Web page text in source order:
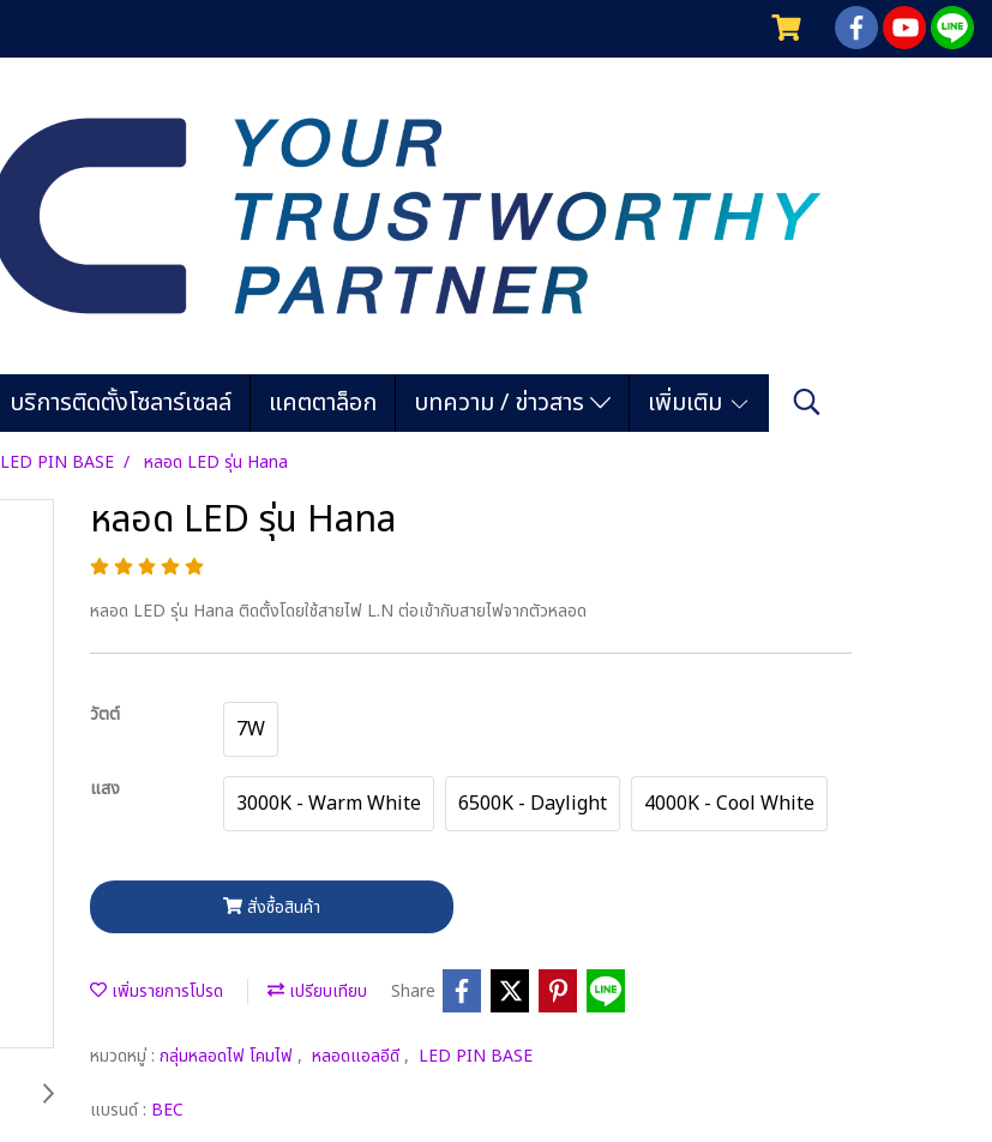
บริการติดตั้งโซลาร์เซลล์ แคตตาล็อก บทความ / ข่าวสาร เพิ่มเติม
LED PIN BASE หลอด LED รุ่น Hana
หลอด LED รุ่น Hana
หลอด LED รุ่น Hana ติดตั้งโดยใช้สายไฟ L.N ต่อเข้ากับสายไฟจากตัวหลอด
วัตต์
7W
แสง
3000K - Warm White 6500K - Daylight 4000K - Cool White
สั่งซื้อสินค้า
เพิ่มรายการโปรด เปรียบเทียบ Share
หมวดหมู่ : กลุ่มหลอดไฟ โคมไฟ , หลอดแอลอีดี , LED PIN BASE
แบรนด์ : BEC